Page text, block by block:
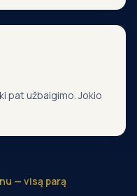
pat užbaigimo. Jokio
— visą parą